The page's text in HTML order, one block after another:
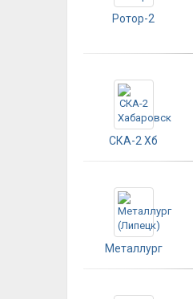
Ротор-2
СКА-2 Хб
Металлург